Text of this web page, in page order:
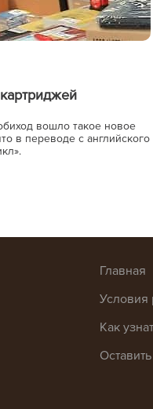
вошло такое новое
в переводе с английского
Главная
Условия
Как